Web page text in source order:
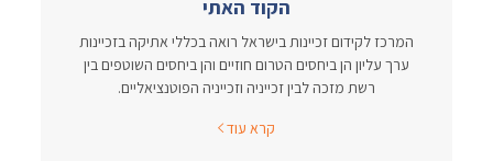
הקוד האתי
המרכז לקידום זכיינות בישראל רואה בכללי אתיקה בזכיינות
ערך עליון הן ביחסים הטרום חוזיים והן ביחסים השוטפים בין
רשת מזכה לבין זכייניה וזכייניה הפוטנציאליים.
קרא עוד